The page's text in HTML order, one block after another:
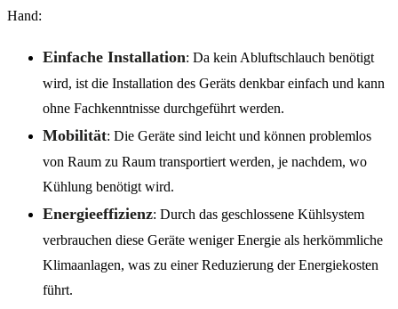
Hand:
Einfache Installation: Da kein Abluftschlauch benötigt
wird, ist die Installation des Geräts denkbar einfach und kann
ohne Fachkenntnisse durchgeführt werden.
Mobilität: Die Geräte sind leicht und können problemlos
von Raum zu Raum transportiert werden, je nachdem, wo
Kühlung benötigt wird.
Energieeffizienz: Durch das geschlossene Kühlsystem
verbrauchen diese Geräte weniger Energie als herkömmliche
Klimaanlagen, was zu einer Reduzierung der Energiekosten
führt.